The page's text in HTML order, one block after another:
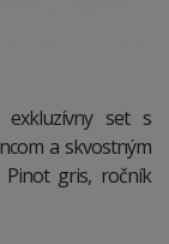
set s
a skvostným
Pinot gris, ročník